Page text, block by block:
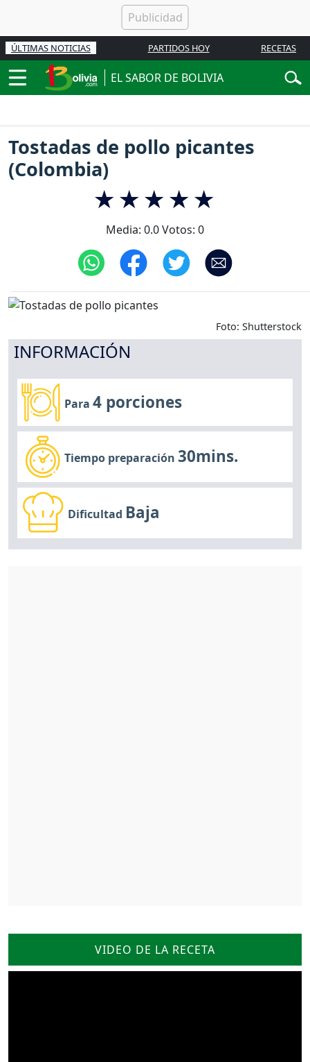
ÚLTIMAS NOTICIAS PARTIDOS HOY RECETAS
EL SABOR DE BOLIVIA
Tostadas de pollo picantes
(Colombia)
Media: 0.0Votos: 0
Foto: Shutterstock
INFORMACIÓN
Para4 porciones
Tiempo preparación30mins.
Dificultad Baja
VIDEO DE LA RECETA